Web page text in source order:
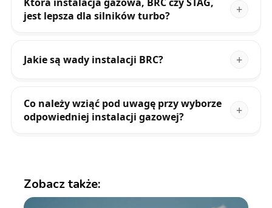
jest lepsza dla silników turbo?
Jakie są wady instalacji BRC?
Co należy wziąć pod uwagę przy wyborze
odpowiedniej instalacji gazowej?
Zobacz także: